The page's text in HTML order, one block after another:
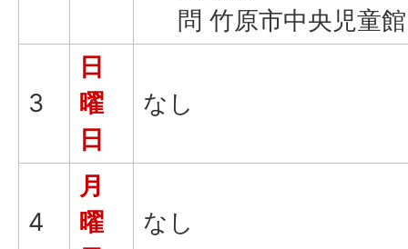
問 竹原市中央児童
3
日
曜
日
なし
4
月
曜
なし